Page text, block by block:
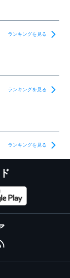
ランキングを見る
ランキングを見る
ランキングを見る